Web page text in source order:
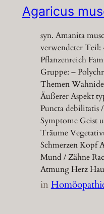
Agaricus
syn. Amanita
verwendeter
Pflanzenreich
Gruppe: –
Themen
Äußerer Aspekt
Puncta debilitatis
Symptome Geist
Träume
Schmerzen Kopf
Mund / Zähne
Atmung Herz
in